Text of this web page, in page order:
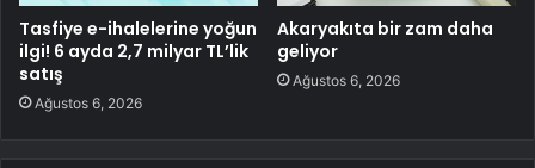
Tasfiye e-ihalelerine yoğun
ilgi! 6 ayda 2,7 milyar TL’lik
satış
Ağustos 6, 2026
Akaryakıta bir zam daha
geliyor
Ağustos 6, 2026